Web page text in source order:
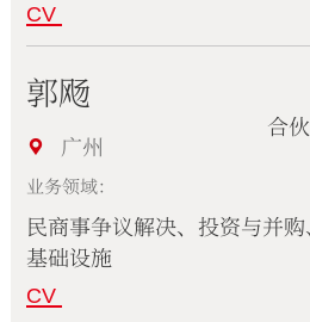
CV
郭飏
广州
合
业务领域：
民商事争议解决、投资与并
基础设施
CV